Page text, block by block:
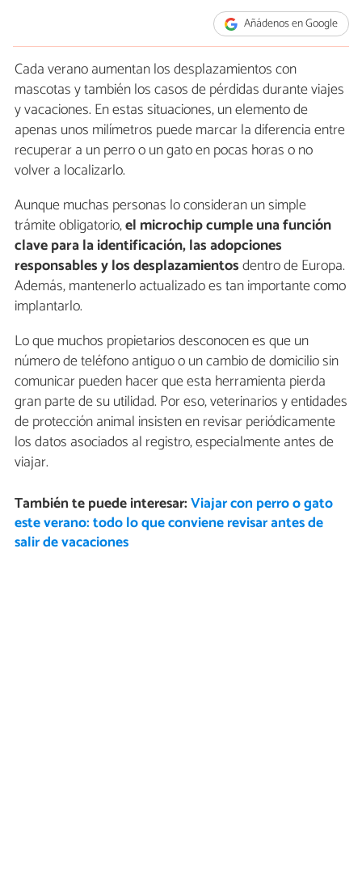
Añádenos en Google
Cada verano aumentan los desplazamientos con
mascotas y también los casos de pérdidas durante viajes
y vacaciones. En estas situaciones, un elemento de
apenas unos milímetros puede marcar la diferencia entre
recuperar a un perro o un gato en pocas horas o no
volver a localizarlo.
Aunque muchas personas lo consideran un simple
trámite obligatorio,el microchip cumple una función
clave para la identificación, las adopciones
responsables y los desplazamientosdentro de Europa.
Además, mantenerlo actualizado es tan importante como
implantarlo.
Lo que muchos propietarios desconocen es que un
número de teléfono antiguo o un cambio de domicilio sin
comunicar pueden hacer que esta herramienta pierda
gran parte de su utilidad. Por eso, veterinarios y entidades
de protección animal insisten en revisar periódicamente
los datos asociados al registro, especialmente antes de
viajar.
También te puede interesar:Viajar con perro o gato
este verano: todo lo que conviene revisar antes de
salir de vacaciones